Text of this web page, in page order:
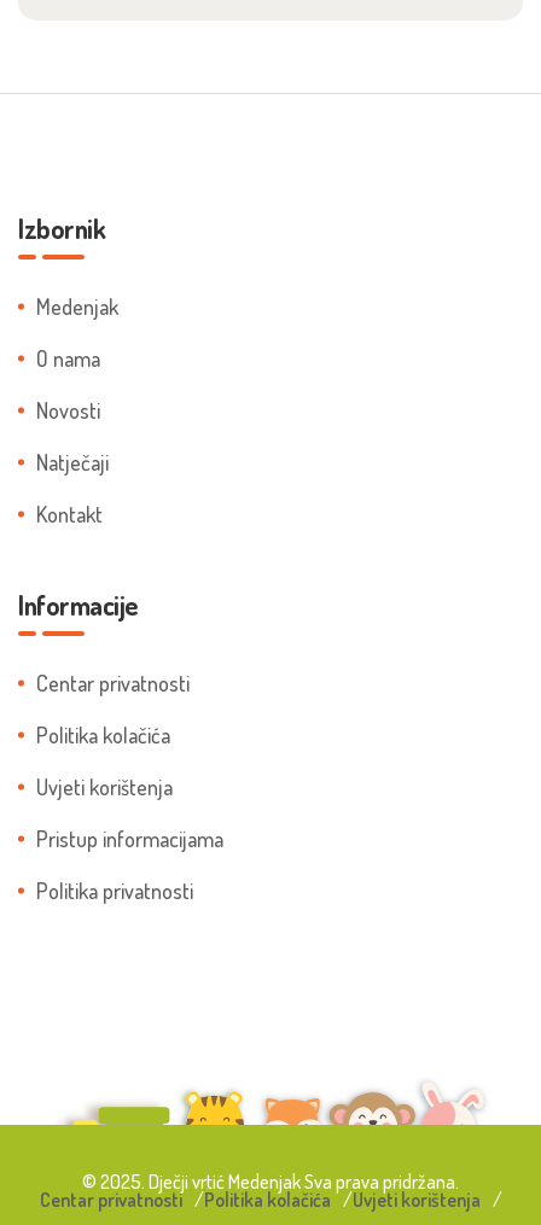
Izbornik
Medenjak
O nama
Novosti
Natječaji
Kontakt
Informacije
Centar privatnosti
Politika kolačića
Uvjeti korištenja
Pristup informacijama
Politika privatnosti
© 2025. Dječji vrtić Medenjak Sva prava pridržana.
Centar privatnosti Politika kolačića
Uvjeti korištenja